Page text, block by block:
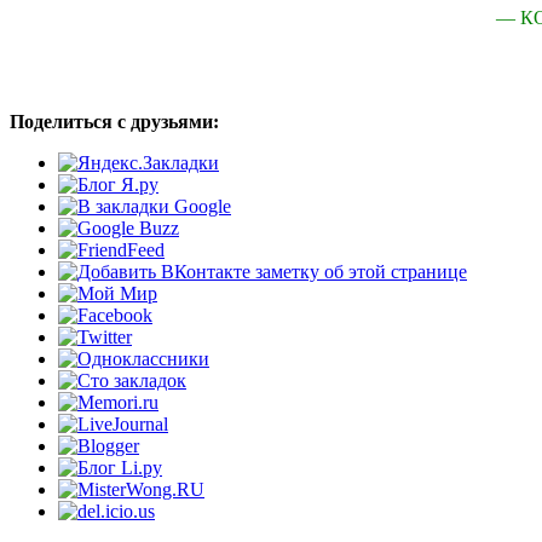
—
Поделиться с друзьями: